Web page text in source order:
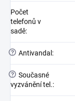
Počet
telefonů v
sadě:
? Antivandal:
? Současné
vyzvánění tel.: